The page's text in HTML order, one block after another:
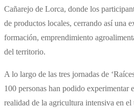
Cañarejo de Lorca, donde los
de productos locales, cerrando así una
formación, emprendimiento
del territorio.
A lo largo de las tres jornadas de
100 personas han podido experimentar
realidad de la agricultura intensiva en